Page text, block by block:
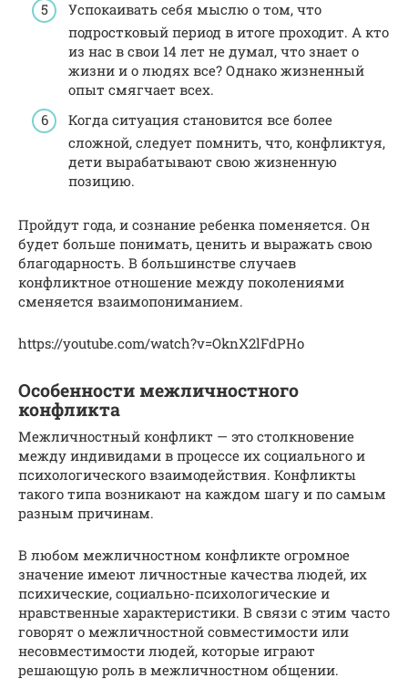
Успокаивать себя мыслю о том, что
подростковый период в итоге проходит. А кто
из нас в свои 14 лет не думал, что знает о
жизни и о людях все? Однако жизненный
опыт смягчает всех.
Когда ситуация становится все более
сложной, следует помнить, что, конфликтуя,
дети вырабатывают свою жизненную
позицию.
Пройдут года, и сознание ребенка поменяется. Он
будет больше понимать, ценить и выражать свою
благодарность. В большинстве случаев
конфликтное отношение между поколениями
сменяется взаимопониманием.
https://youtube.com/watch?v=OknX2lFdPHo
Особенности межличностного
конфликта
Межличностный конфликт — это столкновение
между индивидами в процессе их социального и
психологического взаимодействия. Конфликты
такого типа возникают на каждом шагу и по самым
разным причинам.
В любом межличностном конфликте огромное
значение имеют личностные качества людей, их
психические, социально-психологические и
нравственные характеристики. В связи с этим часто
говорят о межличностной совместимости или
несовместимости людей, которые играют
решающую роль в межличностном общении.